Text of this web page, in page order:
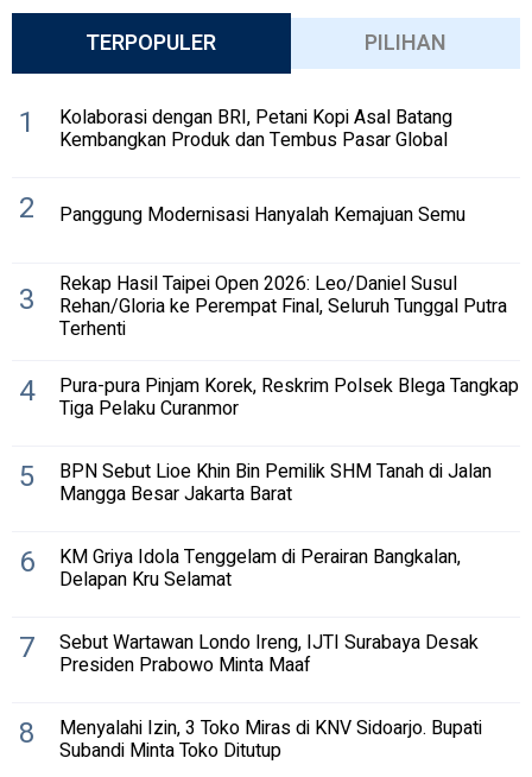
TERPOPULER PILIHAN
1 Kolaborasi dengan BRI, Petani Kopi Asal Batang
Kembangkan Produk dan Tembus Pasar Global
2 Panggung Modernisasi Hanyalah Kemajuan Semu
3 Rekap Hasil Taipei Open 2026: Leo/Daniel Susul
Rehan/Gloria ke Perempat Final, Seluruh Tunggal Putra
Terhenti
4 Pura-pura Pinjam Korek, Reskrim Polsek Blega Tangkap
Tiga Pelaku Curanmor
5 BPN Sebut Lioe Khin Bin Pemilik SHM Tanah di Jalan
Mangga Besar Jakarta Barat
6 KM Griya Idola Tenggelam di Perairan Bangkalan,
Delapan Kru Selamat
7 Sebut Wartawan Londo Ireng, IJTI Surabaya Desak
Presiden Prabowo Minta Maaf
8 Menyalahi Izin, 3 Toko Miras di KNV Sidoarjo. Bupati
Subandi Minta Toko Ditutup